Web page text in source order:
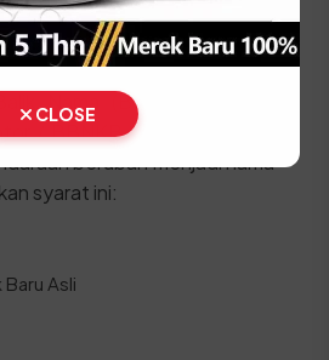
(BBN II)
kendaraan bekas, segera
Nama (Bea Balik Nama
/ BBNKB II) agar identitas
berubah menjadi nama
syarat ini:
Baru Asli
CLOSE